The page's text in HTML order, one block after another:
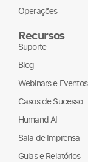
Operações
Recursos
Suporte
Blog
Webinars e Eventos
Casos de Sucesso
Humand AI
Sala de Imprensa
Guias e Relatórios